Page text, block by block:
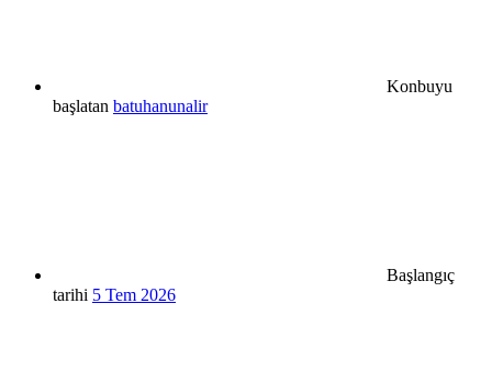
Konbuyu
başlatan batuhanunalir
Başlangıç
tarihi 5 Tem 2026